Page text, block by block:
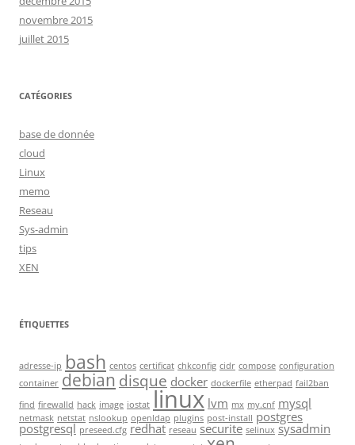
novembre 2015
juillet 2015
CATÉGORIES
base de donnée
cloud
Linux
memo
Reseau
Sys-admin
tips
XEN
ÉTIQUETTES
adresse-ip bash centos certificat chkconfig cidr compose configuration
container debian disque docker dockerfile etherpad fail2ban
find firewalld hack image iostat linux lvm mx my.cnf mysql
netmask netstat nslookup openldap plugins post-install postgres
postgresql preseed.cfg redhat reseau securite selinux sysadmin